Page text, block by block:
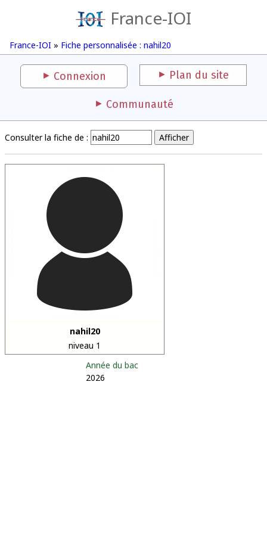
France-IOI
France-IOI » Fiche personnalisée : nahil20
Connexion Plan du site
Communauté
Consulter la fiche de :
nahil20
niveau 1
Année du bac
2026